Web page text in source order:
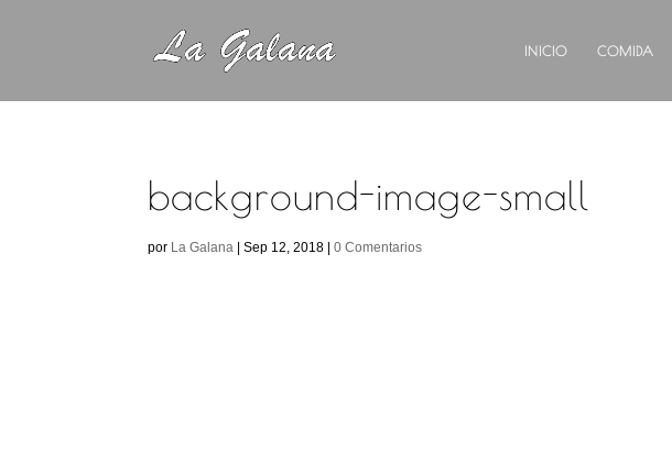
INICIO COMIDA
background-image-small
por La Galana |Sep 12, 2018 |0 Comentarios